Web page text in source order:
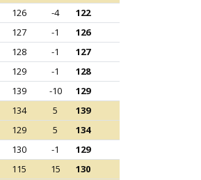
126 -4 122
127 -1 126
128 -1 127
129 -1 128
139 -10 129
134 5 139
129 5 134
130 -1 129
115 15 130